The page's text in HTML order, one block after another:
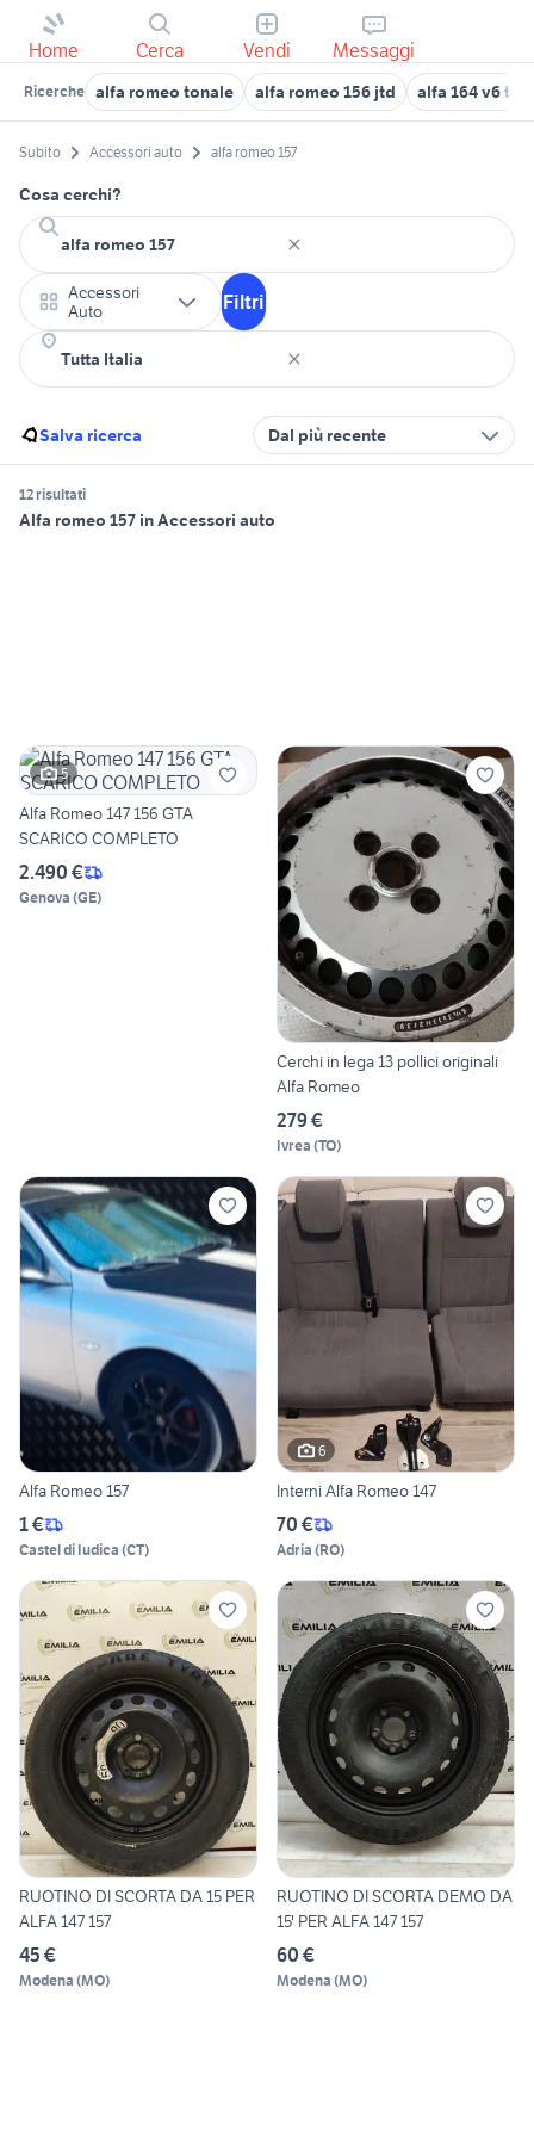
Home Cerca Vendi Messaggi
Ricerche alfa romeo tonale alfa romeo 156 jtd alfa 164 v6
Subito Accessori auto alfa romeo 157
Cosa cerchi?
Accessori
Auto
Filtri
Salva ricerca Dal più recente
12 risultati
Alfa romeo 157 in Accessori auto
5
Alfa Romeo 147 156 GTA
SCARICO COMPLETO
2.490 €
Genova (GE)
Cerchi in lega 13 pollici originali
Alfa Romeo
279 €
Ivrea (TO)
Alfa Romeo 157
1 €
Castel di Iudica (CT)
6
Interni Alfa Romeo 147
70 €
Adria (RO)
RUOTINO DI SCORTA DA 15 PER
ALFA 147 157
45 €
Modena (MO)
RUOTINO DI SCORTA DEMO DA
15' PER ALFA 147 157
60 €
Modena (MO)